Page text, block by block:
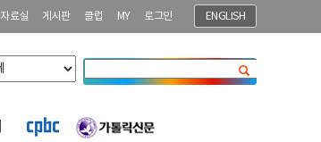
자료실 게시판 클럽 MY 로그인 ENGLISH